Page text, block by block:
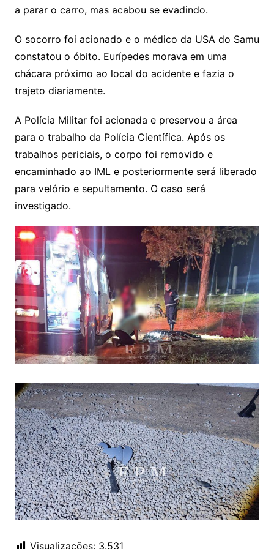
a parar o carro, mas acabou se evadindo.
O socorro foi acionado e o médico da USA do Samu
constatou o óbito. Eurípedes morava em uma
chácara próximo ao local do acidente e fazia o
trajeto diariamente.
A Polícia Militar foi acionada e preservou a área
para o trabalho da Polícia Científica. Após os
trabalhos periciais, o corpo foi removido e
encaminhado ao IML e posteriormente será liberado
para velório e sepultamento. O caso será
investigado.
Visualizações: 3.531